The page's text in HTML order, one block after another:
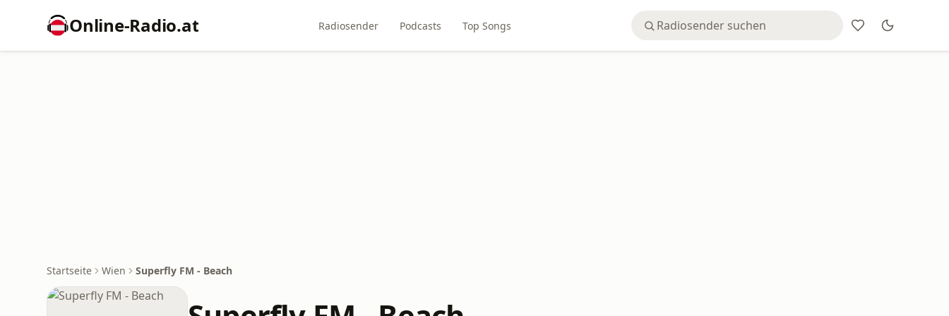
Online‑Radio.at Radiosender Podcasts Top Songs
Startseite Wien Superfly FM - Beach